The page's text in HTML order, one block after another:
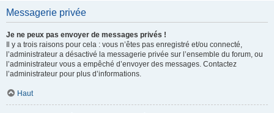
Messagerie privée
Je ne peux pas envoyer de messages privés !
Il y a trois raisons pour cela : vous n’êtes pas enregistré et/ou connecté,
l’administrateur a désactivé la messagerie privée sur l’ensemble du forum, ou
l’administrateur vous a empêché d’envoyer des messages. Contactez
l’administrateur pour plus d’informations.
Haut